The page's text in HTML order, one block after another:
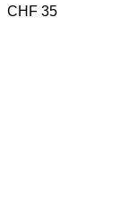
CHF 35